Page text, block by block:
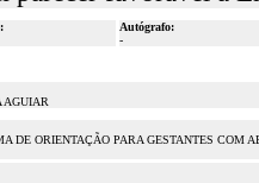
Autógrafo:
-
AGUIAR
DE ORIENTAÇÃO PARA GESTANTES